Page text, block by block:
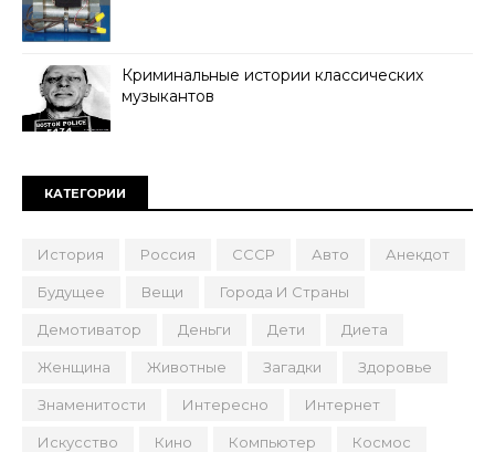
Криминальные истории классических
музыкантов
КАТЕГОРИИ
История Россия СССР Авто Анекдот
Будущее Вещи Города И Страны
Демотиватор Деньги Дети Диета
Женщина Животные Загадки Здоровье
Знаменитости Интересно Интернет
Искусство Кино Компьютер Космос